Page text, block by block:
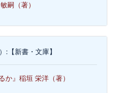
嗣（著）
:【新書・文庫】
か』稲垣 栄洋（著）